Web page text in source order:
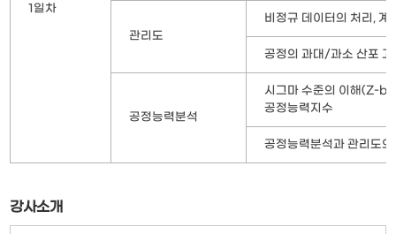
1일차
관리도
비정규 데이터의 처리, 계
공정의 과대/과소 산포 고
공정능력분석
시그마 수준의 이해(Z-
공정능력지수
공정능력분석과 관리도의
강사소개